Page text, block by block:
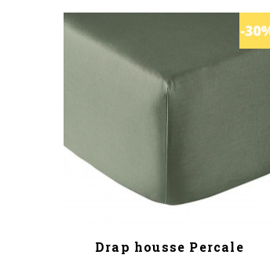
Drap housse Percale